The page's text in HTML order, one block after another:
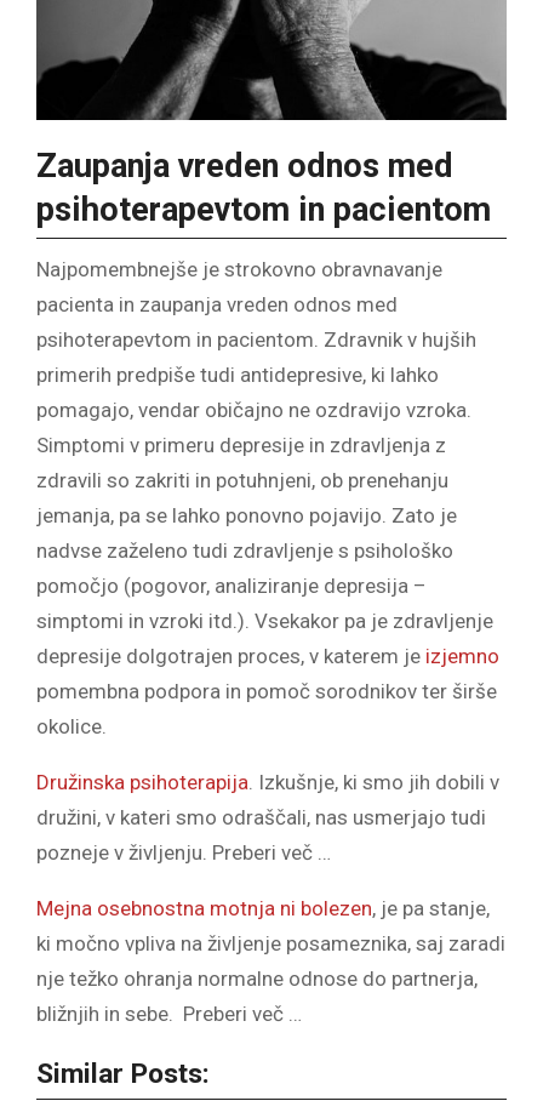
Zaupanja vreden odnos med
psihoterapevtom in pacientom
Najpomembnejše je strokovno obravnavanje
pacienta in zaupanja vreden odnos med
psihoterapevtom in pacientom. Zdravnik v hujših
primerih predpiše tudi antidepresive, ki lahko
pomagajo, vendar običajno ne ozdravijo vzroka.
Simptomi v primeru depresije in zdravljenja z
zdravili so zakriti in potuhnjeni, ob prenehanju
jemanja, pa se lahko ponovno pojavijo. Zato je
nadvse zaželeno tudi zdravljenje s psihološko
pomočjo (pogovor, analiziranje depresija –
simptomi in vzroki itd.). Vsekakor pa je zdravljenje
depresije dolgotrajen proces, v katerem je izjemno
pomembna podpora in pomoč sorodnikov ter širše
okolice.
Družinska psihoterapija. Izkušnje, ki smo jih dobili v
družini, v kateri smo odraščali, nas usmerjajo tudi
pozneje v življenju. Preberi več …
Mejna osebnostna motnja ni bolezen, je pa stanje,
ki močno vpliva na življenje posameznika, saj zaradi
nje težko ohranja normalne odnose do partnerja,
bližnjih in sebe. Preberi več …
Similar Posts: